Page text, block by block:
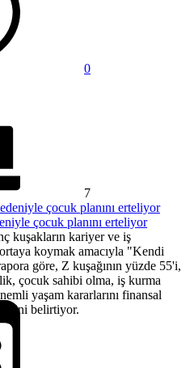
0
7
çocuk planını erteliyor
kuşakların kariyer ve iş
koymak amacıyla "Kendi
göre, Z kuşağının yüzde 55'i,
çocuk sahibi olma, iş kurma
yaşam kararlarını finansal
belirtiyor.